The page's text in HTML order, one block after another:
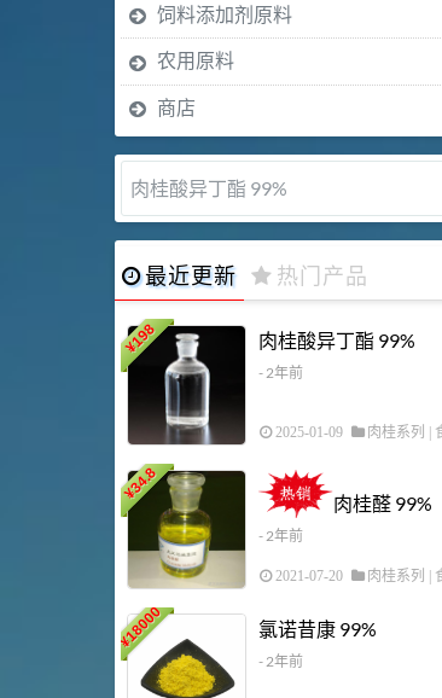
饲料添加剂原料
农用原料
商店
肉桂酸异丁酯 99%
最近更新 热门产品
¥
198 肉桂酸异丁酯 99%
- 2年前
2025-01-09 肉桂系列 |
¥
34.8
肉桂醛 99%
- 2年前
2021-07-20 肉桂系列
¥
18000 氯诺昔康 99%
- 2年前